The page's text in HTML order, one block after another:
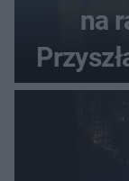
na